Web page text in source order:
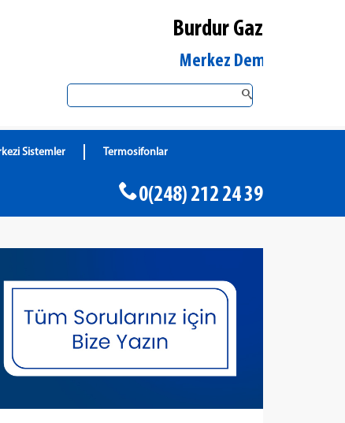
Burdur Gaz
Burdur Merkez DemirDöküm Yetkili
Sistemler Termosifonlar
0(248) 212 24 39